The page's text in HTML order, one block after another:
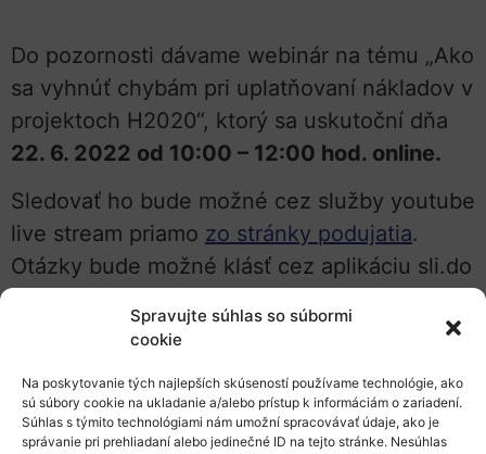
Spravujte súhlas so súbormi
cookie
Na poskytovanie tých najlepších skúseností používame technológie, ako
sú súbory cookie na ukladanie a/alebo prístup k informáciám o zariadení.
Súhlas s týmito technológiami nám umožní spracovávať údaje, ako je
správanie pri prehliadaní alebo jedinečné ID na tejto stránke. Nesúhlas
Do pozornosti dávame webinár na tému „Ako
sa vyhnúť chybám pri uplatňovaní nákladov v
projektoch H2020“, ktorý sa uskutoční dňa
22. 6. 2022 od 10:00 – 12:00 hod. online.
Sledovať ho bude možné cez služby youtube
live stream priamo zo stránky podujatia.
Otázky bude možné klásť cez aplikáciu sli.do
sumarizujúci chyby v projektoch
H2020 pre prijímateľov.
Ďalšie súvisiace dokumenty: